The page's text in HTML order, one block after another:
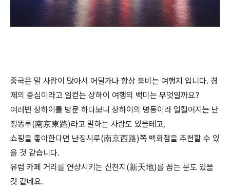
중국은 말 사람이 많아서 어딜가나 항상 붐비는 여행지 입니다. 경
제의 중심이라고 일컫는 상하이 여행의 백미는 무엇일까요?
여러번 상하이를 방문 하다보니 상하이의 명동이라 일컬어지는 난
징똥루(南京東路)라고 말하는 사람도 있을테고,
쇼핑을 좋아한다면 난징시루(南京西路)쪽 백화점을 추천할 수 있
을 것 같습니다.
유럽 카페 거리를 연상시키는 신천지(新天地)를 꼽는 분도 있을
것 같네요.